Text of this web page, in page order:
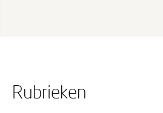
Rubrieken